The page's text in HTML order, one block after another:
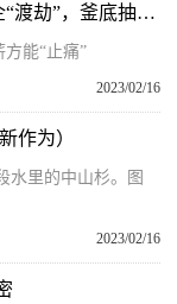
当前短讯！合资品牌“解困”之六 欧美车企“渡劫”，釜底抽薪方能“止痛”
能“止痛”
2023/02/16
作为）
里的中山杉。图
2023/02/16